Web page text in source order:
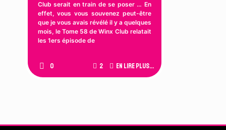
Club serait en train de se poser … En
effet, vous vous souvenez peut-être
que je vous avais révélé il y a quelques
mois, le Tome 58 de Winx Club relatait
les 1ers épisode de
0 2 En lire plus...